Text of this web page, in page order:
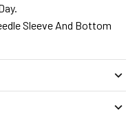
Sleeve And Bottom